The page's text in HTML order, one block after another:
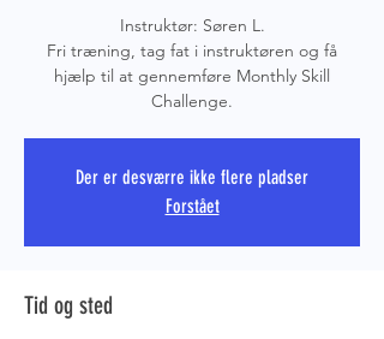
PRS
Instruktør: Søren L.
Fri træning, tag fat i instruktøren og få
hjælp til at gennemføre Monthly Skill
Challenge.
Der er desværre ikke flere pladser
Forstået
Tid og sted